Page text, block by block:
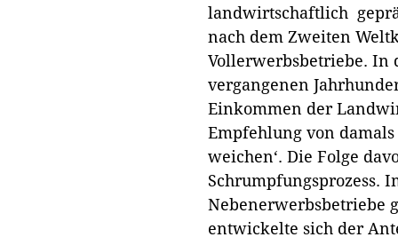
landwirtschaftlich
nach dem Zweiten
Vollerwerbsbetriebe. In
vergangenen
Einkommen der
Empfehlung von damals
weichen‘. Die Folge
Schrumpfungsprozess.
Nebenerwerbsbetriebe
entwickelte sich der